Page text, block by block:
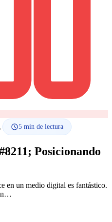
5 min de lectura
Posicionando
en un medio digital es fantástico.